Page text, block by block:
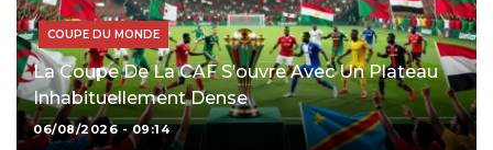
COUPE DU MONDE
La Coupe De La CAF S’ouvre Avec Un Plateau
Inhabituellement Dense
06/08/2026 - 09:14